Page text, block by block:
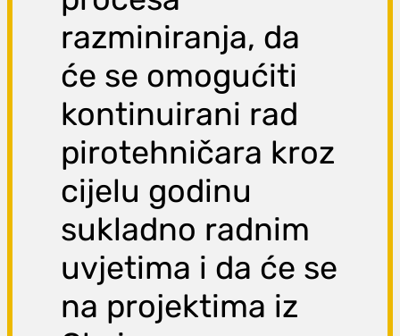
razminiranja, da
će se omogućiti
kontinuirani rad
pirotehničara kroz
cijelu godinu
sukladno radnim
uvjetima i da će se
na projektima iz